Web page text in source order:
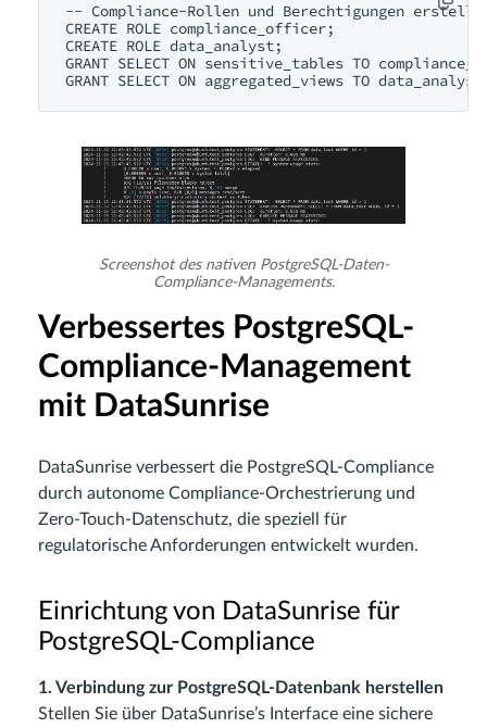
-- Compliance-Rollen und Berechtigungen
CREATE ROLE compliance_officer;
CREATE ROLE data_analyst;
GRANT SELECT ON sensitive_tables TO
Screenshot des nativen PostgreSQL-Daten-
Compliance-Managements.
Verbessertes PostgreSQL-
Compliance-Management
mit DataSunrise
DataSunrise verbessert die PostgreSQL-Compliance
durch autonome Compliance-Orchestrierung und
Zero-Touch-Datenschutz, die speziell für
regulatorische Anforderungen entwickelt wurden.
Einrichtung von DataSunrise für
PostgreSQL-Compliance
1. Verbindung zur PostgreSQL-Datenbank herstellen
Stellen Sie über DataSunrise’s Interface eine sichere